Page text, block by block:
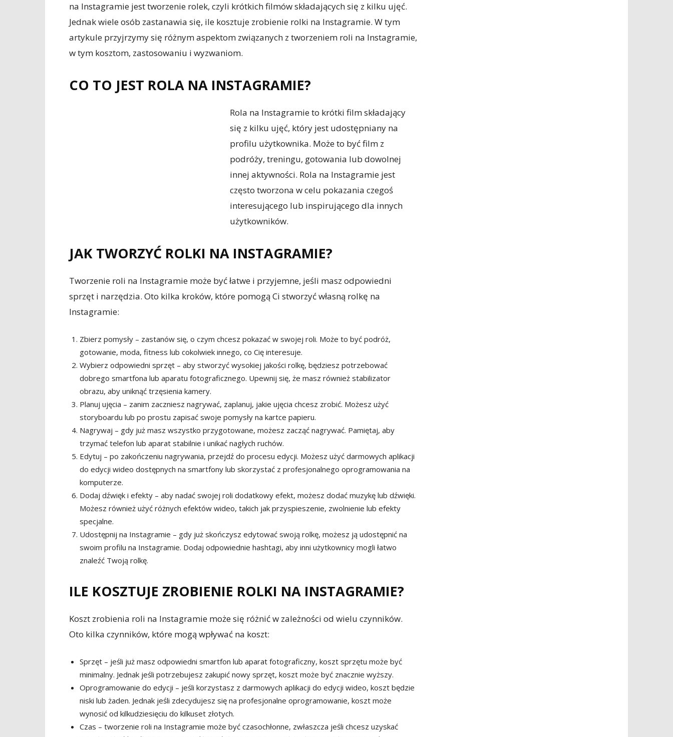
na Instagramie jest tworzenie rolek, czyli krótkich filmów składających się z kilku ujęć.
Jednak wiele osób zastanawia się, ile kosztuje zrobienie rolki na Instagramie. W tym
artykule przyjrzymy się różnym aspektom związanych z tworzeniem roli na Instagramie,
w tym kosztom, zastosowaniu i wyzwaniom.
CO TO JEST ROLA NA INSTAGRAMIE?
Rola na Instagramie to krótki film składający
się z kilku ujęć, który jest udostępniany na
profilu użytkownika. Może to być film z
podróży, treningu, gotowania lub dowolnej
innej aktywności. Rola na Instagramie jest
często tworzona w celu pokazania czegoś
interesującego lub inspirującego dla innych
użytkowników.
JAK TWORZYĆ ROLKI NA INSTAGRAMIE?
Tworzenie roli na Instagramie może być łatwe i przyjemne, jeśli masz odpowiedni
sprzęt i narzędzia. Oto kilka kroków, które pomogą Ci stworzyć własną rolkę na
Instagramie:
Zbierz pomysły – zastanów się, o czym chcesz pokazać w swojej roli. Może to być podróż,
gotowanie, moda, fitness lub cokolwiek innego, co Cię interesuje.
Wybierz odpowiedni sprzęt – aby stworzyć wysokiej jakości rolkę, będziesz potrzebować
dobrego smartfona lub aparatu fotograficznego. Upewnij się, że masz również stabilizator
obrazu, aby uniknąć trzęsienia kamery.
Planuj ujęcia – zanim zaczniesz nagrywać, zaplanuj, jakie ujęcia chcesz zrobić. Możesz użyć
storyboardu lub po prostu zapisać swoje pomysły na kartce papieru.
Nagrywaj – gdy już masz wszystko przygotowane, możesz zacząć nagrywać. Pamiętaj, aby
trzymać telefon lub aparat stabilnie i unikać nagłych ruchów.
Edytuj – po zakończeniu nagrywania, przejdź do procesu edycji. Możesz użyć darmowych aplikacji
do edycji wideo dostępnych na smartfony lub skorzystać z profesjonalnego oprogramowania na
komputerze.
Dodaj dźwięk i efekty – aby nadać swojej roli dodatkowy efekt, możesz dodać muzykę lub dźwięki.
Możesz również użyć różnych efektów wideo, takich jak przyspieszenie, zwolnienie lub efekty
specjalne.
Udostępnij na Instagramie – gdy już skończysz edytować swoją rolkę, możesz ją udostępnić na
swoim profilu na Instagramie. Dodaj odpowiednie hashtagi, aby inni użytkownicy mogli łatwo
znaleźć Twoją rolkę.
ILE KOSZTUJE ZROBIENIE ROLKI NA INSTAGRAMIE?
Koszt zrobienia roli na Instagramie może się różnić w zależności od wielu czynników.
Oto kilka czynników, które mogą wpływać na koszt:
Sprzęt – jeśli już masz odpowiedni smartfon lub aparat fotograficzny, koszt sprzętu może być
minimalny. Jednak jeśli potrzebujesz zakupić nowy sprzęt, koszt może być znacznie wyższy.
Oprogramowanie do edycji – jeśli korzystasz z darmowych aplikacji do edycji wideo, koszt będzie
niski lub żaden. Jednak jeśli zdecydujesz się na profesjonalne oprogramowanie, koszt może
wynosić od kilkudziesięciu do kilkuset złotych.
Czas – tworzenie roli na Instagramie może być czasochłonne, zwłaszcza jeśli chcesz uzyskać